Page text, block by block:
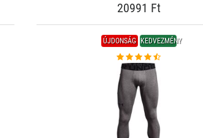
20991 Ft
ÚJDONSÁG KEDVEZMÉNY